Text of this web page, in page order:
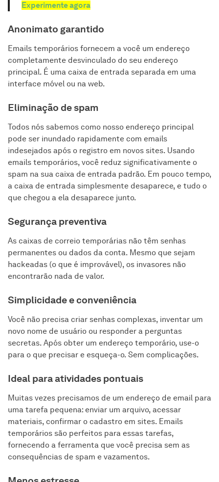
Experimente agora
Anonimato garantido
Emails temporários fornecem a você um endereço
completamente desvinculado do seu endereço
principal. É uma caixa de entrada separada em uma
interface móvel ou na web.
Eliminação de spam
Todos nós sabemos como nosso endereço principal
pode ser inundado rapidamente com emails
indesejados após o registro em novos sites. Usando
emails temporários, você reduz significativamente o
spam na sua caixa de entrada padrão. Em pouco tempo,
a caixa de entrada simplesmente desaparece, e tudo o
que chegou a ela desaparece junto.
Segurança preventiva
As caixas de correio temporárias não têm senhas
permanentes ou dados da conta. Mesmo que sejam
hackeadas (o que é improvável), os invasores não
encontrarão nada de valor.
Simplicidade e conveniência
Você não precisa criar senhas complexas, inventar um
novo nome de usuário ou responder a perguntas
secretas. Após obter um endereço temporário, use-o
para o que precisar e esqueça-o. Sem complicações.
Ideal para atividades pontuais
Muitas vezes precisamos de um endereço de email para
uma tarefa pequena: enviar um arquivo, acessar
materiais, confirmar o cadastro em sites. Emails
temporários são perfeitos para essas tarefas,
fornecendo a ferramenta que você precisa sem as
consequências de spam e vazamentos.